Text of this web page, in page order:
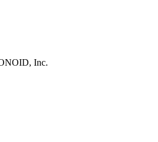
Inc.